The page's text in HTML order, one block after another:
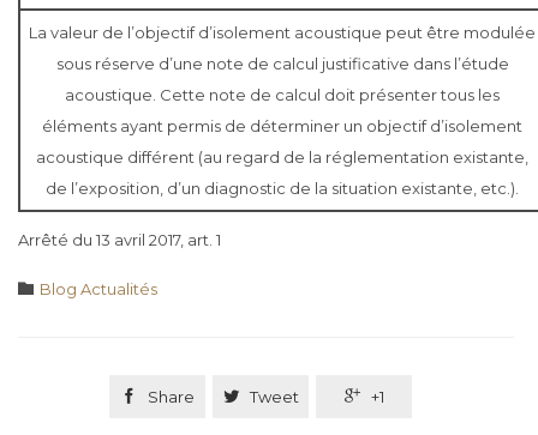
La valeur de l’objectif d’isolement acoustique peut être modulée
sous réserve d’une note de calcul justificative dans l’étude
acoustique. Cette note de calcul doit présenter tous les
éléments ayant permis de déterminer un objectif d’isolement
acoustique différent (au regard de la réglementation existante,
de l’exposition, d’un diagnostic de la situation existante, etc.).
Arrêté du 13 avril 2017, art. 1
 Category
Blog Actualités
 Share  Tweet  +1